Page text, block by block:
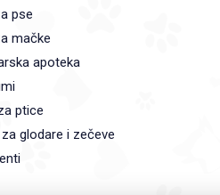
pse
mačke
apoteka
ptice
glodare i zečeve